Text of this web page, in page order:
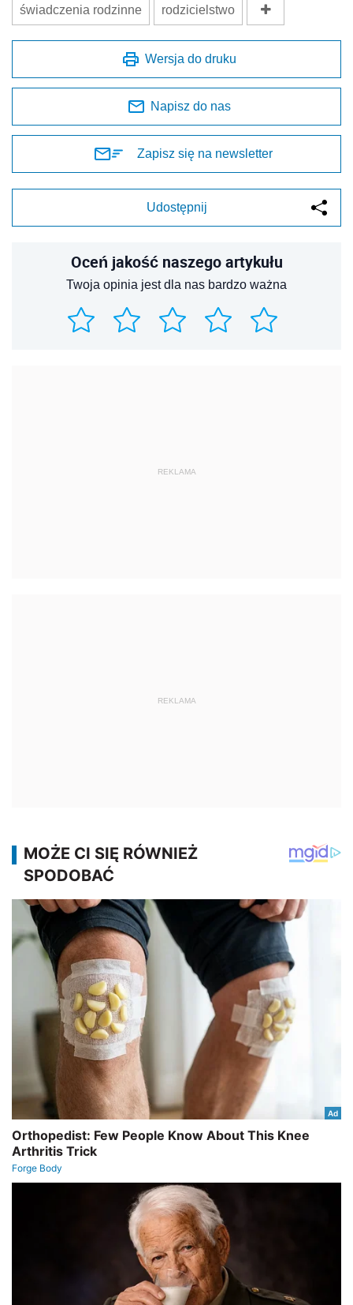
świadczenia rodzinne rodzicielstwo
Wersja do druku
Napisz do nas
Zapisz się na newsletter
Udostępnij
Oceń jakość naszego artykułu
Twoja opinia jest dla nas bardzo ważna
REKLAMA
REKLAMA